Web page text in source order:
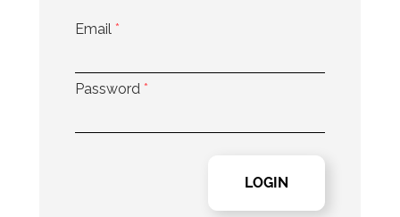
Email*
Password*